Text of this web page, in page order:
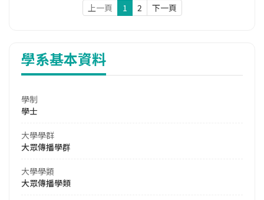
上一頁 1 2 下一頁
學系基本資料
學制
學士
大學學群
大眾傳播學群
大學學類
大眾傳播學類